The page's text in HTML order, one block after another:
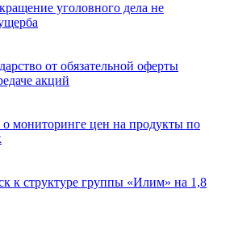
уголовного дела не
от обязательной оферты
акций
мониторинге цен на продукты по
к структуре группы «Илим» на 1,8